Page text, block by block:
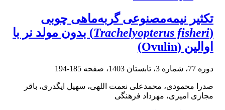
تکثیر نیمه‌مصنوعی گربه‌ماهی چوبی
(
Trachelyopterus fisheri) بدون مولد نر با
اوالین (Ovulin)
دوره 77، شماره 3، تابستان 1403، صفحه 185-194
صدرا محمودی، محمدعلی نعمت اللهی، سهیل ایگدری، باقر
مجازی امیری، مهرداد فرهنگی